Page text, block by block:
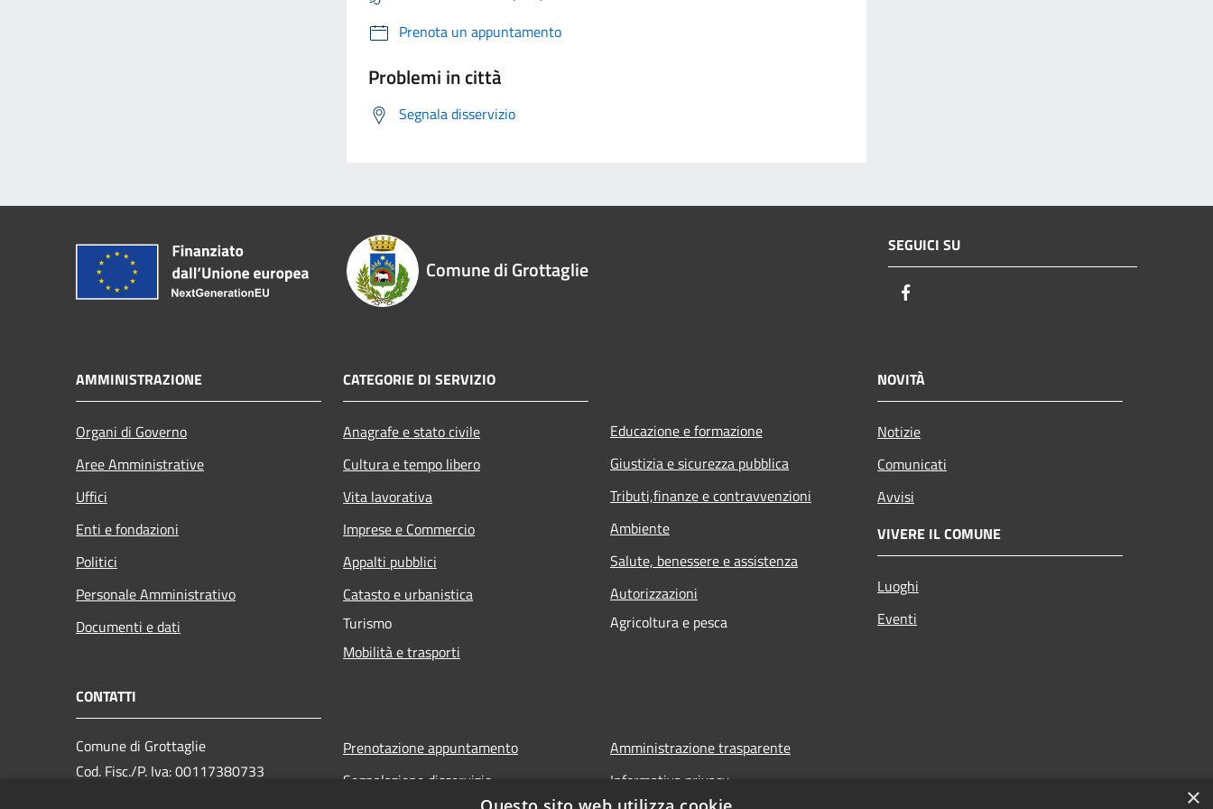
Prenota un appuntamento
Problemi in città
Segnala disservizio
Comune di Grottaglie
SEGUICI SU
AMMINISTRAZIONE
Organi di Governo
Aree Amministrative
Uffici
Enti e fondazioni
Politici
Personale Amministrativo
Documenti e dati
CATEGORIE DI SERVIZIO
Anagrafe e stato civile
Cultura e tempo libero
Vita lavorativa
Imprese e Commercio
Appalti pubblici
Catasto e urbanistica
Turismo
Mobilità e trasporti
Educazione e formazione
Giustizia e sicurezza pubblica
Tributi,finanze e contravvenzioni
Ambiente
Salute, benessere e assistenza
Autorizzazioni
Agricoltura e pesca
NOVITÀ
Notizie
Comunicati
Avvisi
VIVERE IL COMUNE
Luoghi
Eventi
CONTATTI
Comune di Grottaglie
Cod. Fisc./P. Iva: 00117380733
Prenotazione appuntamento
Segnalazione disservizio
Amministrazione trasparente
Informativa privacy
×